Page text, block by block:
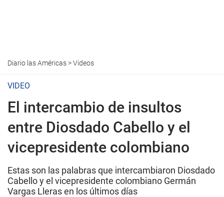
Diario las Américas>Videos
VIDEO
El intercambio de insultos
entre Diosdado Cabello y el
vicepresidente colombiano
Estas son las palabras que intercambiaron Diosdado
Cabello y el vicepresidente colombiano Germán
Vargas Lleras en los últimos días